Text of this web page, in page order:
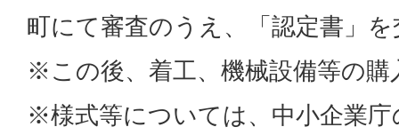
町にて審査のうえ、「認定書」を
※この後、着工、機械設備等の購
※様式等については、中小企業